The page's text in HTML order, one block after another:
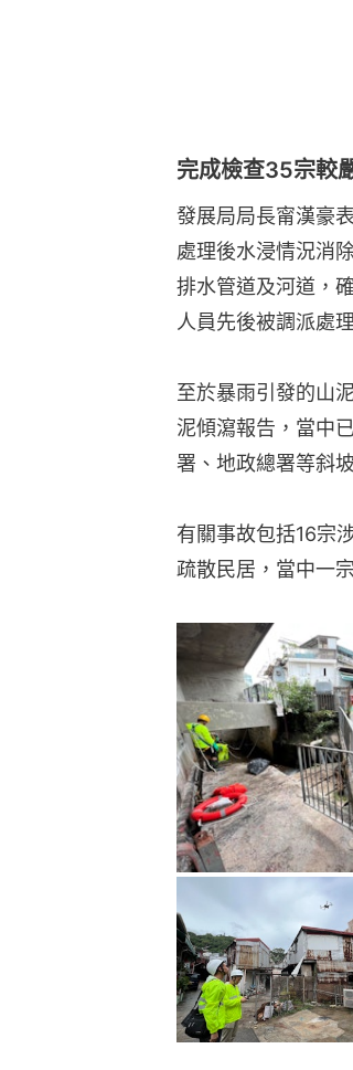
完成檢查35宗較
發展局局長甯漢豪
處理後水浸情況消
排水管道及河道，
人員先後被調派處
至於暴雨引發的山
泥傾瀉報告，當中
署、地政總署等斜
有關事故包括16宗
疏散民居，當中一